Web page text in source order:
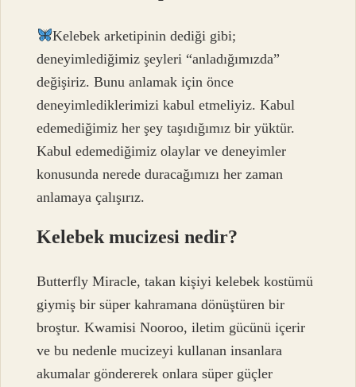
Kelebek arketipinin dediği gibi;
deneyimlediğimiz şeyleri “anladığımızda”
değişiriz. Bunu anlamak için önce
deneyimlediklerimizi kabul etmeliyiz. Kabul
edemediğimiz her şey taşıdığımız bir yüktür.
Kabul edemediğimiz olaylar ve deneyimler
konusunda nerede duracağımızı her zaman
anlamaya çalışırız.
Kelebek mucizesi nedir?
Butterfly Miracle, takan kişiyi kelebek kostümü
giymiş bir süper kahramana dönüştüren bir
broştur. Kwamisi Nooroo, iletim gücünü içerir
ve bu nedenle mucizeyi kullanan insanlara
akumalar göndererek onlara süper güçler